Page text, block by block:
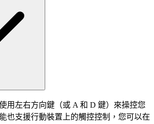
用左右方向鍵（或 A 和 D 鍵）來操控您
也支援行動裝置上的觸控控制，您可以在